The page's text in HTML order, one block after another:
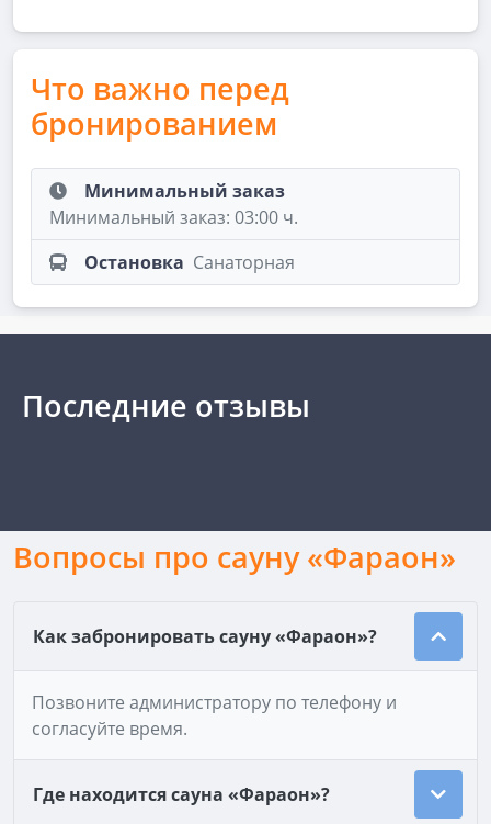
Что важно перед
бронированием
Минимальный заказ
Минимальный заказ: 03:00 ч.
Остановка Санаторная
Последние отзывы
Вопросы про сауну «Фараон»
Как забронировать сауну «Фараон»?
Позвоните администратору по телефону и
согласуйте время.
Где находится сауна «Фараон»?